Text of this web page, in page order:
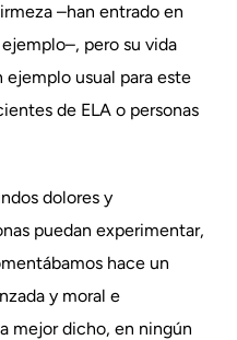
–han entrado en
pero su vida
ejemplo usual para este
de ELA o personas
dolores y
puedan experimentar,
hace un
y moral e
mejor dicho, en ningún